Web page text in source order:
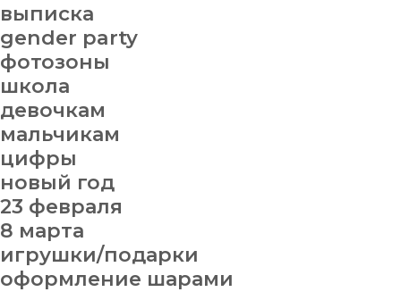
выписка
gender party
фотозоны
школа
девочкам
мальчикам
цифры
новый год
23 февраля
8 марта
игрушки/подарки
оформление шарами